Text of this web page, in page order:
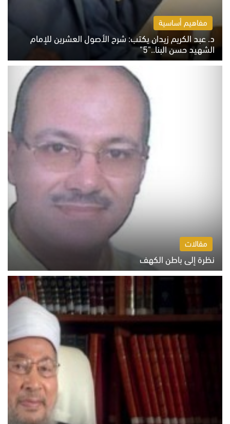
مفاهيم أساسية
د. عبد الكريم زيدان يكتب: شرح الأصول العشرين للإمام
الشهيد حسن البنا.."5"
السبت 8 أغسطس 2026 10:46 ص
مقالات
نظرة إلى باطن الكهف
السبت 8 أغسطس 2026 11:04 ص